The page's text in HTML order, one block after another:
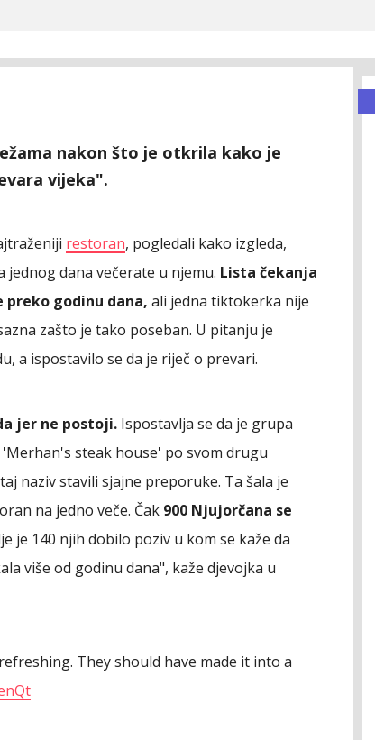
nakon što je otkrila kako je
vijeka".
restoran, pogledali kako izgleda,
dana večerate u njemu. Lista čekanja
godinu dana, ali jedna tiktokerka nije
zašto je tako poseban. U pitanju je
a ispostavilo se da je riječ o prevari.
jer ne postoji. Ispostavlja se da je grupa
steak house' po svom drugu
naziv stavili sjajne preporuke. Ta šala je
na jedno veče. Čak 900 Njujorčana se
je 140 njih dobilo poziv u kom se kaže da
više od godinu dana", kaže djevojka u
They should have made it into a